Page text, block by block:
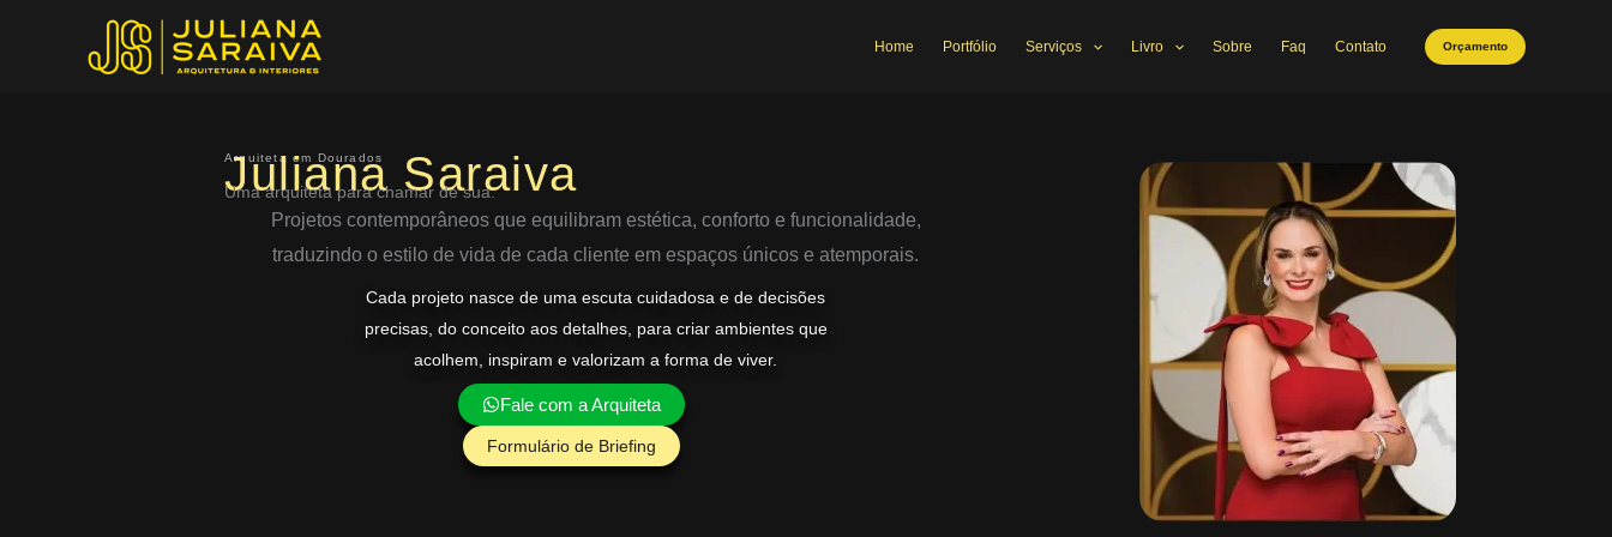
Home Portfólio Serviços Livro Sobre Faq Contato Orçamento
Arquiteta em Dourados
Juliana Saraiva
Uma arquiteta para chamar de sua.
Projetos contemporâneos que equilibram estética, conforto e funcionalidade,
traduzindo o estilo de vida de cada cliente em espaços únicos e atemporais.
Cada projeto nasce de uma escuta cuidadosa e de decisões
precisas, do conceito aos detalhes, para criar ambientes que
acolhem, inspiram e valorizam a forma de viver.
Fale com a Arquiteta
Formulário de Briefing